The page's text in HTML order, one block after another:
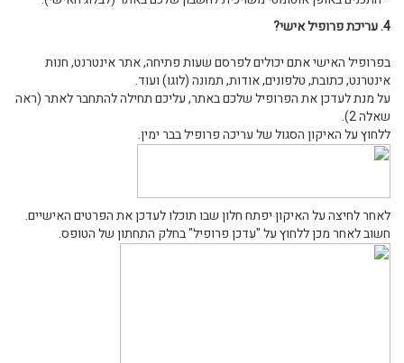
4. עריכת פרופיל אישי?
בפרופיל האישי אתם יכולים לפרסם שעות פתיחה, אתר אינטרנט, חנות
אינטרנט, כתובת, טלפונים, אודות, תמונה (לוגו) ועוד.
על מנת לעדכן את הפרופיל שלכם באתר, עליכם תחילה להתחבר לאתר (ראה
שאלה 2).
ללחוץ על האיקון הסגול של עריכה פרופיל בבר ימין.
לאחר לחיצה על האיקון יפתח חלון שבו תוכלו לעדכן את הפרטים האישיים.
חשוב לאחר מכן ללחוץ על "עדכן פרופיל" בחלק התחתון של הטופס.